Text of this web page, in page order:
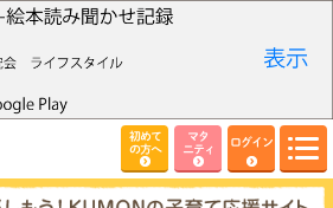
初めて
の方へ
マタ
ニティ
ログイン